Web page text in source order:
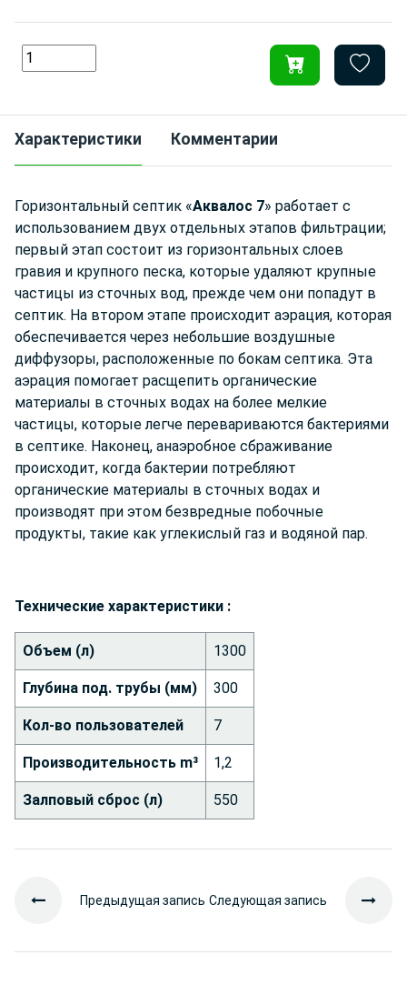
Характеристики Комментарии
Горизонтальный септик «Аквалос 7» работает с
использованием двух отдельных этапов фильтрации;
первый этап состоит из горизонтальных слоев
гравия и крупного песка, которые удаляют крупные
частицы из сточных вод, прежде чем они попадут в
септик. На втором этапе происходит аэрация, которая
обеспечивается через небольшие воздушные
диффузоры, расположенные по бокам септика. Эта
аэрация помогает расщепить органические
материалы в сточных водах на более мелкие
частицы, которые легче перевариваются бактериями
в септике. Наконец, анаэробное сбраживание
происходит, когда бактерии потребляют
органические материалы в сточных водах и
производят при этом безвредные побочные
продукты, такие как углекислый газ и водяной пар.
Технические характеристики :
Объем (л) 1300
Глубина под. трубы (мм) 300
Кол-во пользователей 7
Производительность m³ 1,2
Залповый сброс (л) 550
Предыдущая запись Следующая запись